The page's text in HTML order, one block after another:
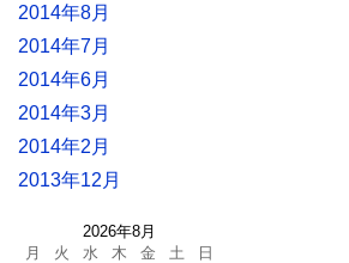
2014年8月
2014年7月
2014年6月
2014年3月
2014年2月
2013年12月
2026年8月
月
火 水 木 金 土
日